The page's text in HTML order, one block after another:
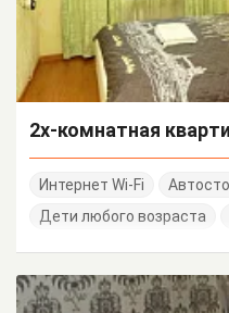
2х-комнатная
Интернет Wi-Fi
Дети любого возраста